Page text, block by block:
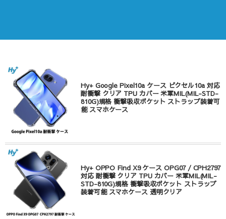
Hy+ Google Pixel10a ケース ピクセル10a 対応
耐衝撃 クリア TPU カバー 米軍MIL(MIL-STD-
810G)規格 衝撃吸収ポケット ストラップ装着可
能 スマホケース
Hy+ OPPO Find X9 ケース OPG07 / CPH2797
対応 耐衝撃 クリア TPU カバー 米軍MIL(MIL-
STD-810G)規格 衝撃吸収ポケット ストラップ
装着可能 スマホケース 透明クリア